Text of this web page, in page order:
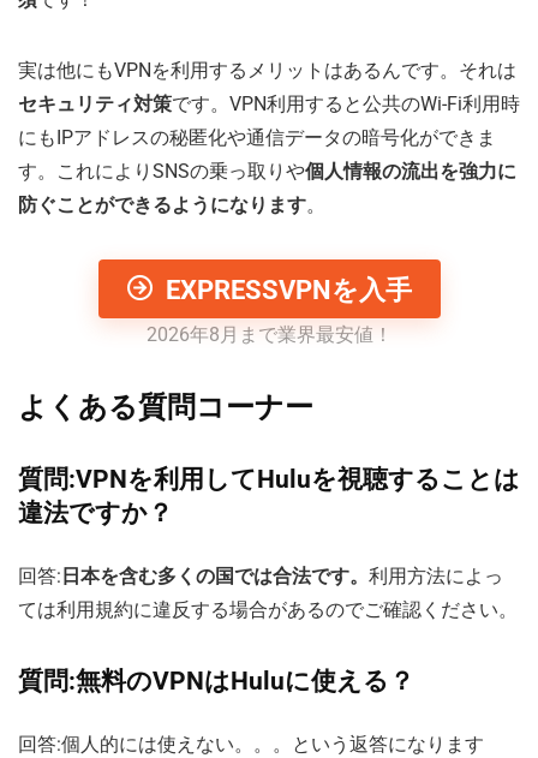
実は他にもVPNを利用するメリットはあるんです。それは
セキュリティ対策です。VPN利用すると公共のWi-Fi利用時
にもIPアドレスの秘匿化や通信データの暗号化ができま
す。これによりSNSの乗っ取りや個人情報の流出を強力に
防ぐことができるようになります。
EXPRESSVPNを入手
2026年8月まで業界最安値！
よくある質問コーナー
質問:VPNを利用してHuluを視聴することは
違法ですか？
回答: 日本を含む多くの国では合法です。 利用方法によっ
ては利用規約に違反する場合があるのでご確認ください。
質問:無料のVPNはHuluに使える？
回答:個人的には使えない。。。という返答になります